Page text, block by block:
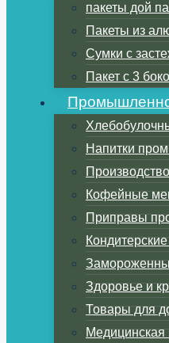
пакеты дой
Пакеты из
Сумки с
Пакет с 3
Напитки
Кофейные
Приправы
Здоровье и
Товары для